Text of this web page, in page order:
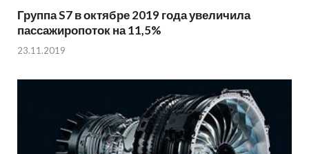
Группа S7 в октябре 2019 года увеличила
пассажиропоток на 11,5%
23.11.2019